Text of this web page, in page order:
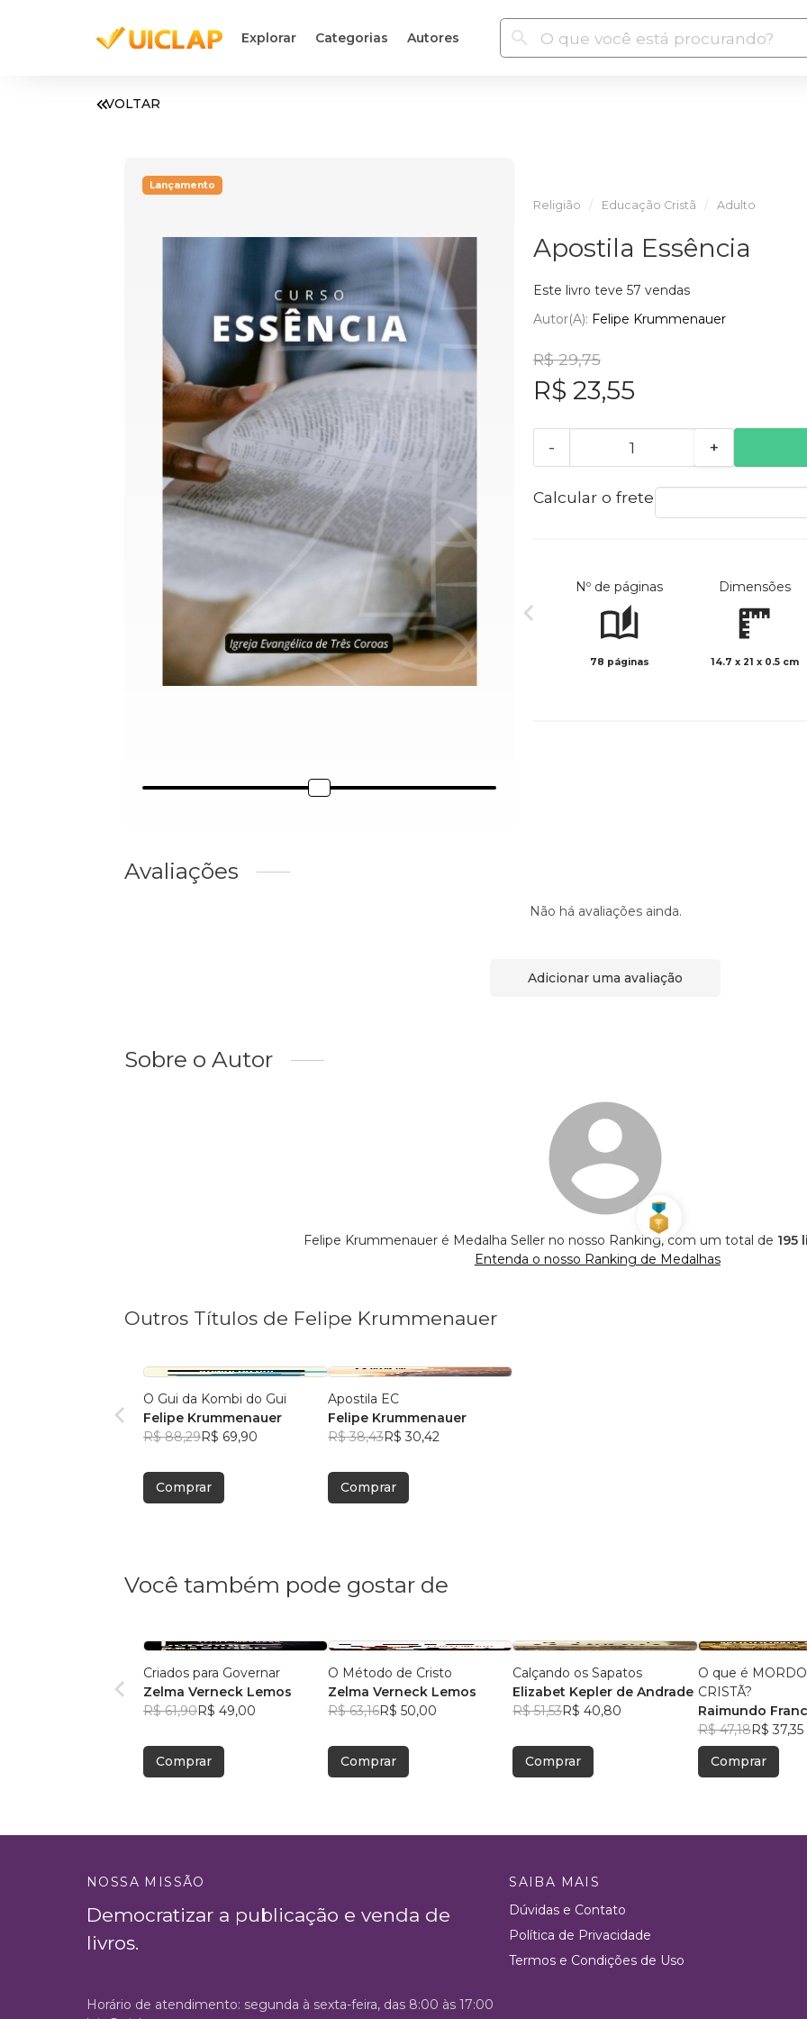
Explorar Categorias Autores
VOLTAR
Lançamento
Religião Educação Cristã Adulto
Apostila Essência
Este livro teve 57 vendas
Autor(a): Felipe Krummenauer
R$ 29,75
R$ 23,55
- +
Calcular o frete
Nº de páginas
78 páginas
Dimensões
14.7 x 21 x 0.5 cm
Avaliações
Não há avaliações ainda.
Adicionar uma avaliação
Sobre o Autor
Felipe Krummenauer é Medalha Seller no nosso Ranking, com um total de 195
Entenda o nosso Ranking de Medalhas
Outros Títulos de Felipe Krummenauer
O Gui da Kombi do Gui
Felipe Krummenauer
R$ 88,29R$ 69,90
Comprar
Apostila EC
Felipe Krummenauer
R$ 38,43R$ 30,42
Comprar
Você também pode gostar de
Criados para Governar
Zelma Verneck Lemos
R$ 61,90R$ 49,00
Comprar
O Método de Cristo
Zelma Verneck Lemos
R$ 63,16R$ 50,00
Comprar
Calçando os Sapatos
Elizabet Kepler de Andrade
R$ 51,53R$ 40,80
Comprar
O que é
CRISTÃ?
Raimundo
Figueiredo
R$ 47,18R$ 37,35
Comprar
NOSSA MISSÃO
Democratizar a publicação e venda de
livros.
SAIBA MAIS
Dúvidas e Contato
Política de Privacidade
Termos e Condições de Uso
Horário de atendimento: segunda à sexta-feira, das 8:00 às 17:00